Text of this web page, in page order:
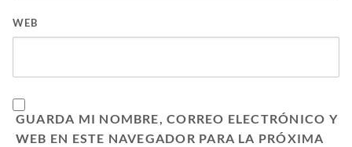
WEB
GUARDA MI NOMBRE, CORREO ELECTRÓNICO Y
WEB EN ESTE NAVEGADOR PARA LA PRÓXIMA